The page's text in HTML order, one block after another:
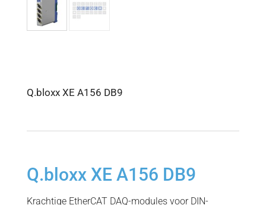
Q.bloxx XE A156 DB9
Q.bloxx XE A156 DB9
Krachtige EtherCAT DAQ-modules voor DIN-